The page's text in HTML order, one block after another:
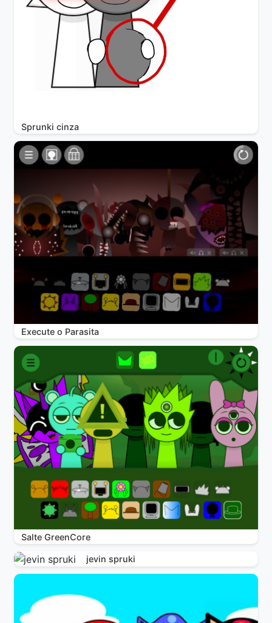
Sprunki cinza
Execute o Parasita
Salte GreenCore
jevin spruki